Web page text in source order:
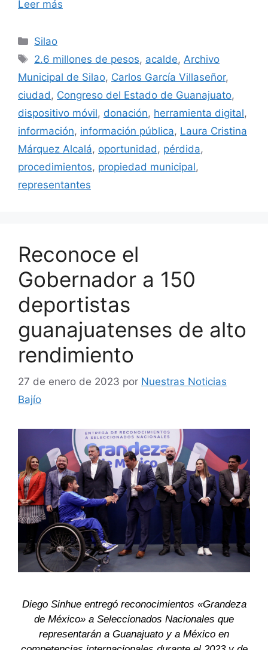
Leer más
Categorías
Silao
Etiquetas
2.6 millones de pesos, acalde,Archivo
Municipal de Silao, Carlos García Villaseñor,
ciudad, Congreso del Estado de Guanajuato,
dispositivo móvil, donación, herramienta digital,
información, información pública, Laura Cristina
Márquez Alcalá, oportunidad, pérdida,
procedimientos, propiedad municipal,
representantes
Reconoce el
Gobernador a 150
deportistas
guanajuatenses de alto
rendimiento
27 de enero de 2023 por Nuestras Noticias
Bajío
Diego Sinhue entregó reconocimientos «Grandeza
de México» a Seleccionados Nacionales que
representarán a Guanajuato y a México en